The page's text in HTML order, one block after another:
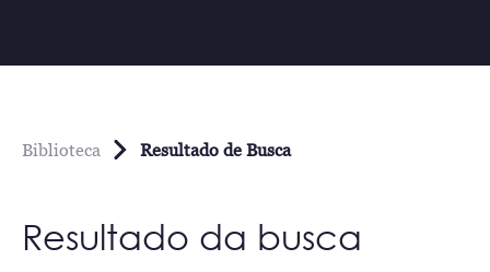
Biblioteca Resultado de Busca
Resultado da busca